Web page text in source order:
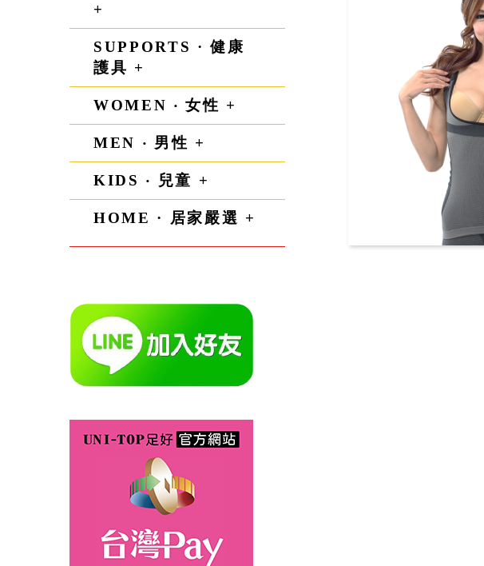
+
SUPPORTS · 健康
護具 +
WOMEN ‧ 女性 +
MEN ‧ 男性 +
KIDS ‧ 兒童 +
HOME · 居家嚴選 +